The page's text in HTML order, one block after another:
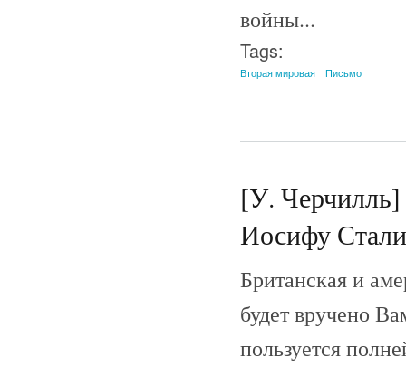
войны...
Tags:
Вторая мировая Письмо
[У. Черчилль]
Иосифу
Британская и
будет вручено
пользуется